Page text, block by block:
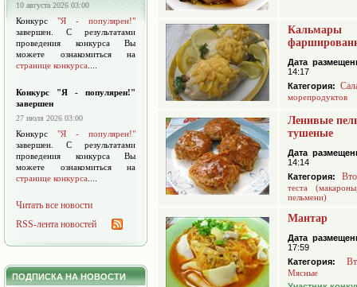
10 августа 2026 03:00
Конкурс "Я - популярен!"
завершен. С результатами
проведения конкурса Вы
можете ознакомиться на
странице конкурса
Конкурс "Я - популярен!"
завершен
27 июля 2026 03:00
Конкурс "Я - популярен!"
завершен. С результатами
проведения конкурса Вы
можете ознакомиться на
странице конкурса
Читать все новости
RSS-лента новостей
ПОДПИСКА НА НОВОСТИ
Кальмары
Дата
14:17
Категория:
морепродуктов
Ленивые
тушеные
Дата
14:14
Категория:
теста
пельмени)
Мантар
Дата
17:59
Категория:
Мясные